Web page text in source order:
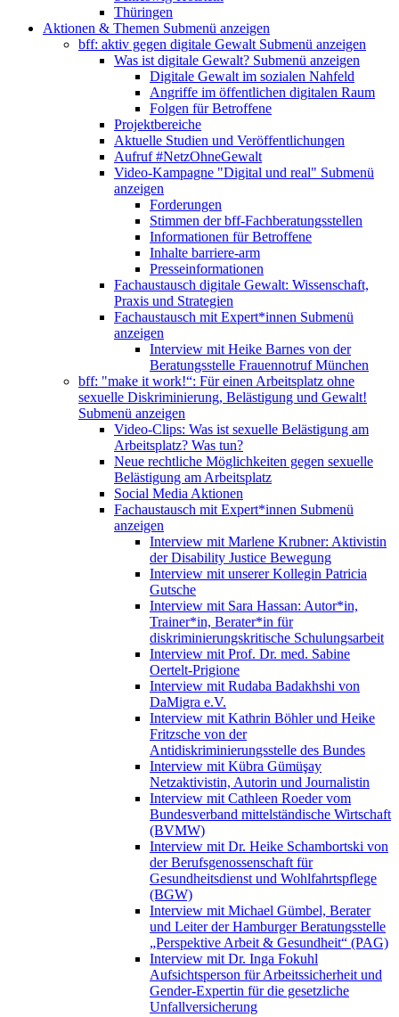
Thüringen
Aktionen & Themen Submenü anzeigen
bff: aktiv gegen digitale Gewalt Submenü anzeigen
Was ist digitale Gewalt? Submenü anzeigen
Digitale Gewalt im sozialen Nahfeld
Angriffe im öffentlichen digitalen Raum
Folgen für Betroffene
Projektbereiche
Aktuelle Studien und Veröffentlichungen
Aufruf #NetzOhneGewalt
Video-Kampagne "Digital und real" Submenü
anzeigen
Forderungen
Stimmen der bff-Fachberatungsstellen
Informationen für Betroffene
Inhalte barriere-arm
Presseinformationen
Fachaustausch digitale Gewalt: Wissenschaft,
Praxis und Strategien
Fachaustausch mit Expert*innen Submenü
anzeigen
Interview mit Heike Barnes von der
Beratungsstelle Frauennotruf München
bff: "make it work!“: Für einen Arbeitsplatz ohne
sexuelle Diskriminierung, Belästigung und Gewalt!
Submenü anzeigen
Video-Clips: Was ist sexuelle Belästigung am
Arbeitsplatz? Was tun?
Neue rechtliche Möglichkeiten gegen sexuelle
Belästigung am Arbeitsplatz
Social Media Aktionen
Fachaustausch mit Expert*innen Submenü
anzeigen
Interview mit Marlene Krubner: Aktivistin
der Disability Justice Bewegung
Interview mit unserer Kollegin Patricia
Gutsche
Interview mit Sara Hassan: Autor*in,
Trainer*in, Berater*in für
diskriminierungskritische Schulungsarbeit
Interview mit Prof. Dr. med. Sabine
Oertelt-Prigione
Interview mit Rudaba Badakhshi von
DaMigra e.V.
Interview mit Kathrin Böhler und Heike
Fritzsche von der
Antidiskriminierungsstelle des Bundes
Interview mit Kübra Gümüşay
Netzaktivistin, Autorin und Journalistin
Interview mit Cathleen Roeder vom
Bundesverband mittelständische Wirtschaft
(BVMW)
Interview mit Dr. Heike Schambortski von
der Berufsgenossenschaft für
Gesundheitsdienst und Wohlfahrtspflege
(BGW)
Interview mit Michael Gümbel, Berater
und Leiter der Hamburger Beratungsstelle
„Perspektive Arbeit & Gesundheit“ (PAG)
Interview mit Dr. Inga Fokuhl
Aufsichtsperson für Arbeitssicherheit und
Gender-Expertin für die gesetzliche
Unfallversicherung